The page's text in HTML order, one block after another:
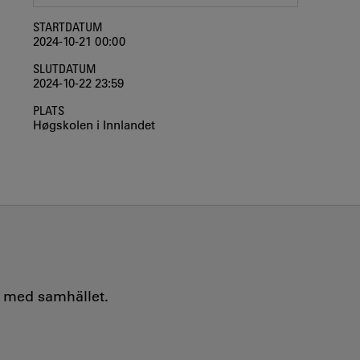
STARTDATUM
2024-10-21 00:00
SLUTDATUM
2024-10-22 23:59
PLATS
Høgskolen i Innlandet
samhället.